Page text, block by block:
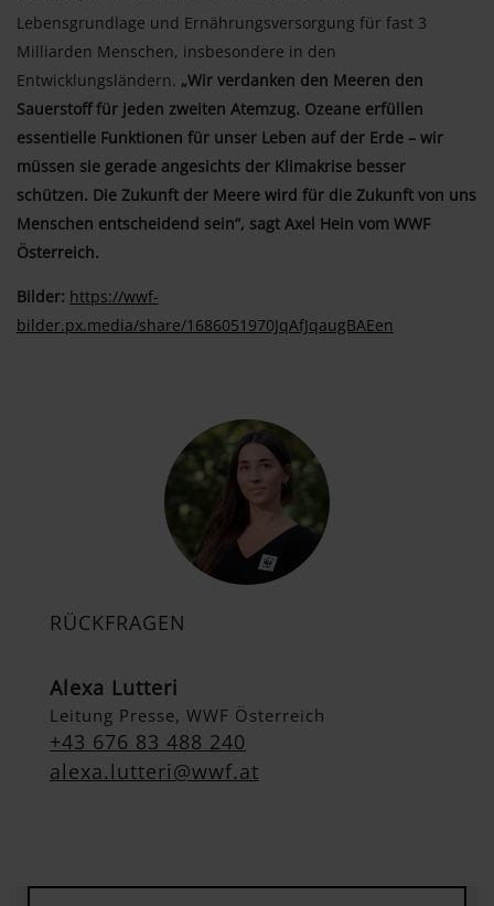
Lebensgrundlage und Ernährungsversorgung für fast 3
Milliarden Menschen, insbesondere in den
Entwicklungsländern. „Wir verdanken den Meeren den
Sauerstoff für jeden zweiten Atemzug. Ozeane erfüllen
essentielle Funktionen für unser Leben auf der Erde – wir
müssen sie gerade angesichts der Klimakrise besser
schützen. Die Zukunft der Meere wird für die Zukunft von uns
Menschen entscheidend sein“, sagt Axel Hein vom WWF
Österreich.
Bilder: https://wwf-
bilder.px.media/share/1686051970JqAfJqaugBAEen
RÜCKFRAGEN
Alexa Lutteri
Leitung Presse, WWF Österreich
+43 676 83 488 240
alexa.lutteri@wwf.at